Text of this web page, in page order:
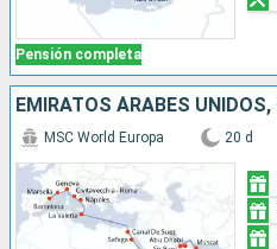
Pensión completa
MSC World Europa 20 d